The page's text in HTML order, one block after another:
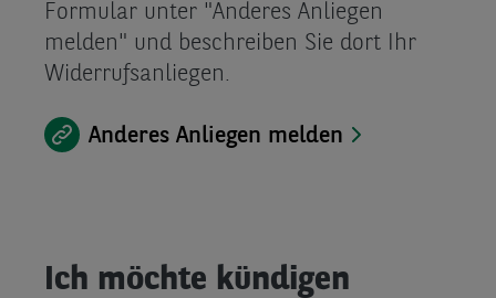
Formular unter "Anderes Anliegen
melden" und beschreiben Sie dort Ihr
Widerrufsanliegen.
Anderes Anliegen melden
Ich möchte kündigen